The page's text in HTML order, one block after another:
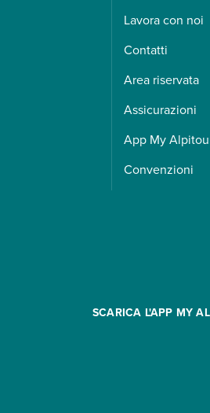
Lavora con noi
Contatti
Area riservata
Assicurazioni
App My
Convenzioni
SCARICA L'APP MY